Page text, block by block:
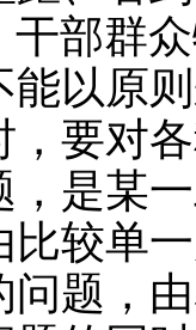
部群
能以原
，要对
，是某
比较单
问题，